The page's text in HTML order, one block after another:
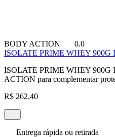
BODY ACTION
0.0
ISOLATE PRIME WHEY
ISOLATE PRIME WHEY
ACTION para complementar
R$ 262,40
Entrega rápida ou retirada